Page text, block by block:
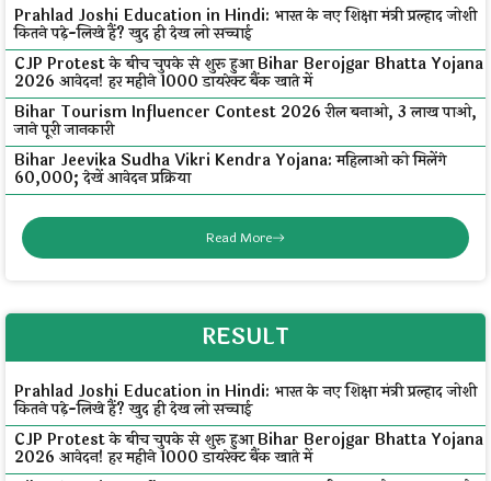
Prahlad Joshi Education in Hindi: भारत के नए शिक्षा मंत्री प्रल्हाद जोशी
कितने पढ़े-लिखे हैं? खुद ही देख लो सच्चाई
CJP Protest के बीच चुपके से शुरू हुआ Bihar Berojgar Bhatta Yojana
2026 आवेदन! हर महीने ₹1000 डायरेक्ट बैंक खाते में
Bihar Tourism Influencer Contest 2026 रील बनाओ, ₹3 लाख पाओ,
जाने पूरी जानकारी
Bihar Jeevika Sudha Vikri Kendra Yojana: महिलाओं को मिलेंगे
₹60,000; देखें आवेदन प्रक्रिया
Read More
RESULT
Prahlad Joshi Education in Hindi: भारत के नए शिक्षा मंत्री प्रल्हाद जोशी
कितने पढ़े-लिखे हैं? खुद ही देख लो सच्चाई
CJP Protest के बीच चुपके से शुरू हुआ Bihar Berojgar Bhatta Yojana
2026 आवेदन! हर महीने ₹1000 डायरेक्ट बैंक खाते में